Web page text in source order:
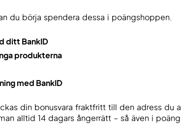
du börja spendera dessa i poängshoppen.
ditt BankID
produkterna
med BankID
din bonusvara fraktfritt till den adress du
alltid 14 dagars ångerrätt – så även i